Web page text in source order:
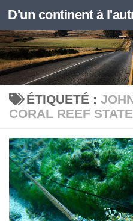
Skip to content
D'un continent à
ÉTIQUETÉ :
CORAL REEF